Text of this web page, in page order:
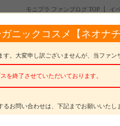
モニプラ ファンブログ TOP イ
キリ！Natures for モイストクレンジング
ニックコスメ【ネオナチ
す。大変申し訳ございませんが、当ファン
を終了させていただいております。
お問い合わせは、下記までお願いいたし
トクレンジングオイル★本製品